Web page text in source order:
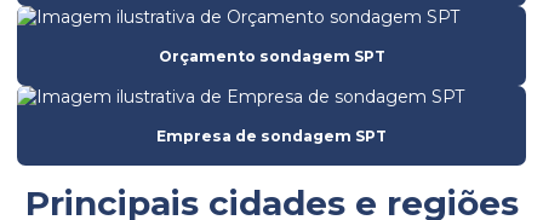
Empresa de ensaio de ruptura do concreto
Empresa de ensaios de solos
Empresa de licenciamento ambiental
Empresa de obra civil
Empresa de sondagem
Orçamento sondagem SPT
Empresa de sondagem SPT
Principais cidades e regiões